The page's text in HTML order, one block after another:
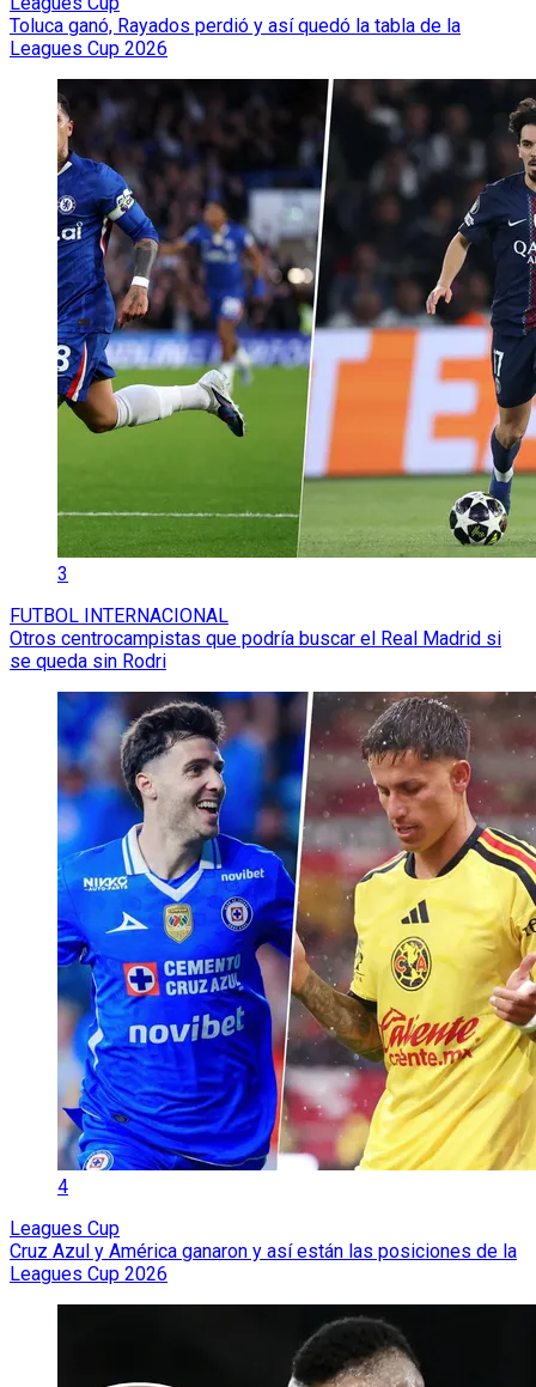
Toluca ganó, Rayados perdió y así quedó la tabla de la
Leagues Cup 2026
3
FUTBOL INTERNACIONAL
Otros centrocampistas que podría buscar el Real Madrid si
se queda sin Rodri
4
Leagues Cup
Cruz Azul y América ganaron y así están las posiciones de la
Leagues Cup 2026